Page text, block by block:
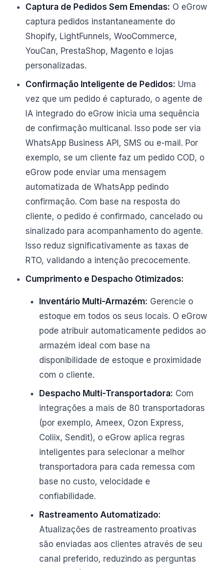
Captura de Pedidos Sem Emendas: O eGrow
captura pedidos instantaneamente do
Shopify, LightFunnels, WooCommerce,
YouCan, PrestaShop, Magento e lojas
personalizadas.
Confirmação Inteligente de Pedidos: Uma
vez que um pedido é capturado, o agente de
IA integrado do eGrow inicia uma sequência
de confirmação multicanal. Isso pode ser via
WhatsApp Business API, SMS ou e-mail. Por
exemplo, se um cliente faz um pedido COD, o
eGrow pode enviar uma mensagem
automatizada de WhatsApp pedindo
confirmação. Com base na resposta do
cliente, o pedido é confirmado, cancelado ou
sinalizado para acompanhamento do agente.
Isso reduz significativamente as taxas de
RTO, validando a intenção precocemente.
Cumprimento e Despacho Otimizados:
Inventário Multi-Armazém: Gerencie o
estoque em todos os seus locais. O eGrow
pode atribuir automaticamente pedidos ao
armazém ideal com base na
disponibilidade de estoque e proximidade
com o cliente.
Despacho Multi-Transportadora: Com
integrações a mais de 80 transportadoras
(por exemplo, Ameex, Ozon Express,
Coliix, Sendit), o eGrow aplica regras
inteligentes para selecionar a melhor
transportadora para cada remessa com
base no custo, velocidade e
confiabilidade.
Rastreamento Automatizado:
Atualizações de rastreamento proativas
são enviadas aos clientes através de seu
canal preferido, reduzindo as perguntas